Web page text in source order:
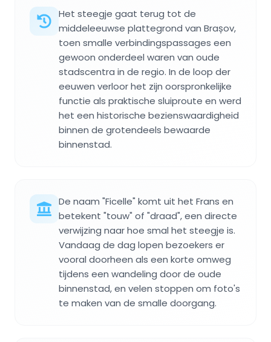
Het steegje gaat terug tot de
middeleeuwse plattegrond van Brașov,
toen smalle verbindingspassages een
gewoon onderdeel waren van oude
stadscentra in de regio. In de loop der
eeuwen verloor het zijn oorspronkelijke
functie als praktische sluiproute en werd
het een historische bezienswaardigheid
binnen de grotendeels bewaarde
binnenstad.
De naam "Ficelle" komt uit het Frans en
betekent "touw" of "draad", een directe
verwijzing naar hoe smal het steegje is.
Vandaag de dag lopen bezoekers er
vooral doorheen als een korte omweg
tijdens een wandeling door de oude
binnenstad, en velen stoppen om foto's
te maken van de smalle doorgang.